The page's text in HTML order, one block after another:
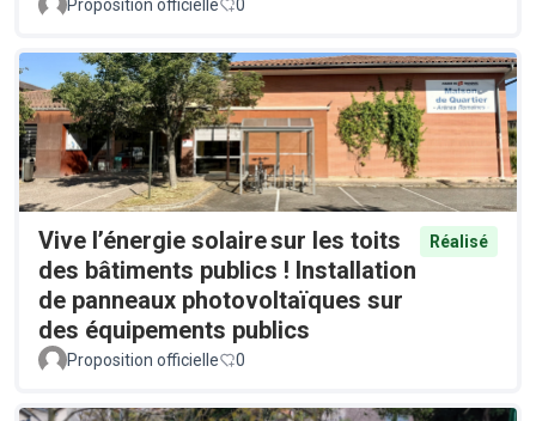
Proposition officielle 0
Vive l’énergie solaire sur les toits
des bâtiments publics ! Installation
de panneaux photovoltaïques sur
des équipements publics
Réalisé
Proposition officielle 0